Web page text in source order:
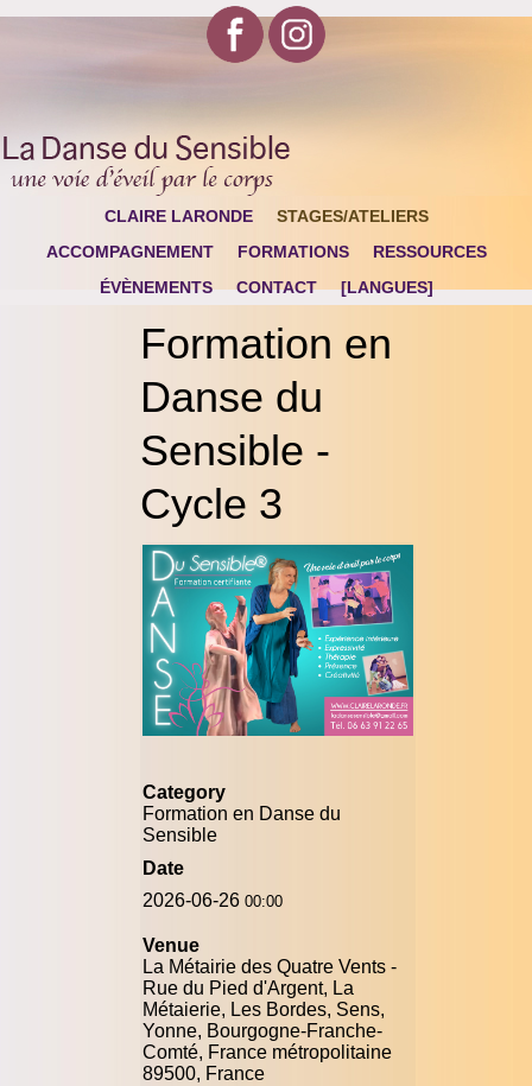
CLAIRE LARONDE
STAGES/ATELIERS
ACCOMPAGNEMENT
FORMATIONS
RESSOURCES
ÉVÈNEMENTS
CONTACT [LANGUES]
Formation en
Danse du
Sensible -
Cycle 3
Category
Formation en Danse du
Sensible
Date
2026-06-26 00:00
Venue
La Métairie des Quatre Vents -
Rue du Pied d'Argent, La
Métaierie, Les Bordes, Sens,
Yonne, Bourgogne-Franche-
Comté, France métropolitaine
89500, France